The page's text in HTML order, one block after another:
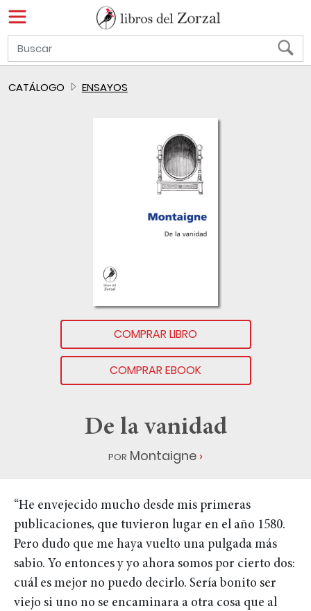
CATÁLOGO ENSAYOS
COMPRAR LIBRO
COMPRAR EBOOK
De la vanidad
por Montaigne
“He envejecido mucho desde mis primeras
publicaciones, que tuvieron lugar en el año 1580.
Pero dudo que me haya vuelto una pulgada más
sabio. Yo entonces y yo ahora somos por cierto dos:
cuál es mejor no puedo decirlo. Sería bonito ser
viejo si uno no se encaminara a otra cosa que al